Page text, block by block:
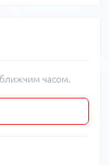
часом.